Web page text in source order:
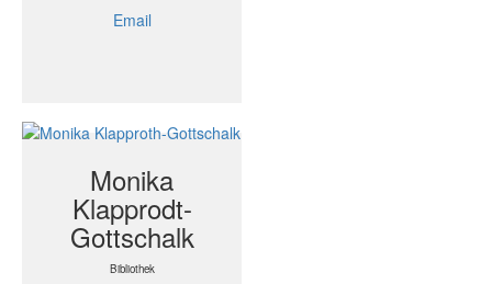
Email
Monika
Klapprodt-
Gottschalk
Bibliothek